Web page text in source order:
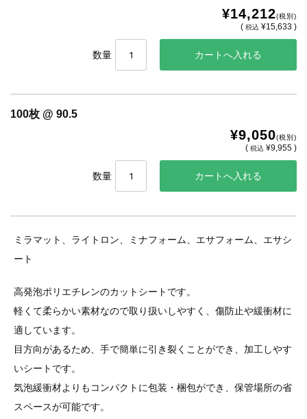
¥14,212(税別)
(税込 ¥15,633 )
数量
100枚 @ 90.5
¥9,050(税別)
(税込 ¥9,955 )
数量
ミラマット、ライトロン、ミナフォーム、エサフォーム、エサシ
ート
高発泡ポリエチレンのカットシートです。
軽くて柔らかい素材なので取り扱いしやすく、傷防止や緩衝材に
適しています。
目方向があるため、手で簡単に引き裂くことができ、加工しやす
いシートです。
気泡緩衝材よりもコンパクトに包装・梱包ができ、保管場所の省
スペースが可能です。